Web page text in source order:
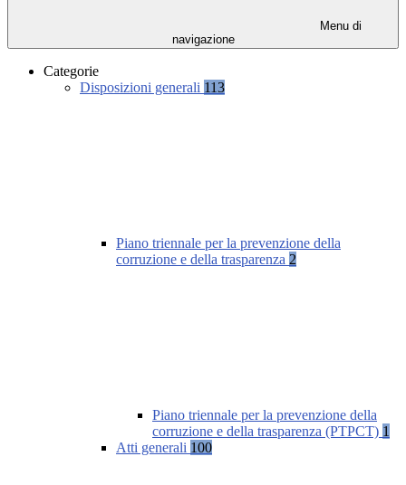
Menu di
navigazione
Categorie
Disposizioni generali 113
Piano triennale per la prevenzione della
corruzione e della trasparenza 2
Piano triennale per la prevenzione della
corruzione e della trasparenza (PTPCT) 1
Atti generali 100